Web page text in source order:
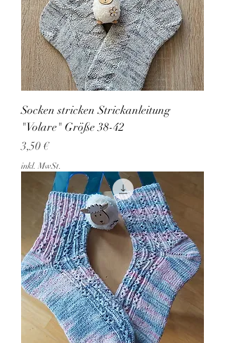
Socken stricken Strickanleitung
"Volare" Größe 38-42
Preis
3,50 €
inkl. MwSt.